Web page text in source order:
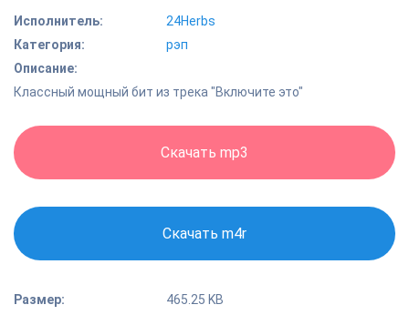
Исполнитель:
24Herbs
Категория:
рэп
Описание:
Классный мощный бит из трека "Включите это"
Скачать mp3
Скачать m4r
Размер:
465.25 KB